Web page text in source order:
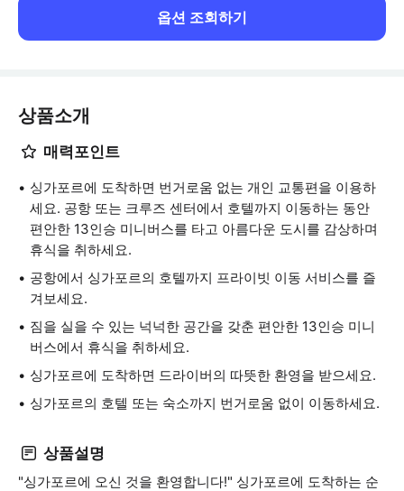
옵션 조회하기
상품소개
매력포인트
싱가포르에 도착하면 번거로움 없는 개인 교통편을 이용하
세요. 공항 또는 크루즈 센터에서 호텔까지 이동하는 동안
편안한 13인승 미니버스를 타고 아름다운 도시를 감상하며
휴식을 취하세요.
공항에서 싱가포르의 호텔까지 프라이빗 이동 서비스를 즐
겨보세요.
짐을 실을 수 있는 넉넉한 공간을 갖춘 편안한 13인승 미니
버스에서 휴식을 취하세요.
싱가포르에 도착하면 드라이버의 따뜻한 환영을 받으세요.
싱가포르의 호텔 또는 숙소까지 번거로움 없이 이동하세요.
상품설명
"싱가포르에 오신 것을 환영합니다!" 싱가포르에 도착하는 순